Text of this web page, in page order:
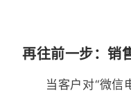
再往前一步：销
当客户对“微信